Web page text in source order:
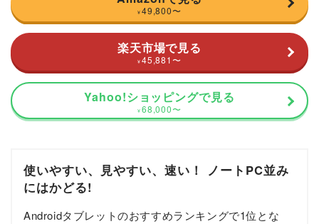
¥ 49,800〜
楽天市場で見る
¥ 45,881〜
Yahoo!ショッピングで見る
¥ 68,000〜
使いやすい、見やすい、速い！ ノートPC並み
にはかどる!
Androidタブレットのおすすめランキングで1位とな